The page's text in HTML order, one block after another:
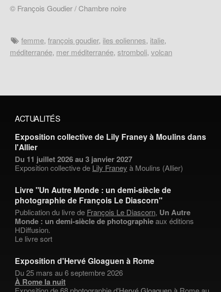
© François Goudier / Chambre noire
femme,françois goudier, iles eoliennes, italie,
méditerranée, mer méditerranée, stromboli, volcan
ACTUALITÉS
Exposition collective de Lily Franey à Moulins dans
l'Allier
Du 11 juillet 2026 au 3 janvier 2027
Exposition collective de Lily Franey à Moulins (Allier)
Livre "Un Autre Monde : un demi-siècle de
photographie de François Le Diascorn"
Publication du livre de François Le Diascorn, Un Autre
Monde : un demi-siècle de photographieaux éditions
HDiffusion.
Le livre sort
Exposition d'Hervé Gloaguen à Rome
Du 25 mars au 6 septembre 2026
À Rome la nuit